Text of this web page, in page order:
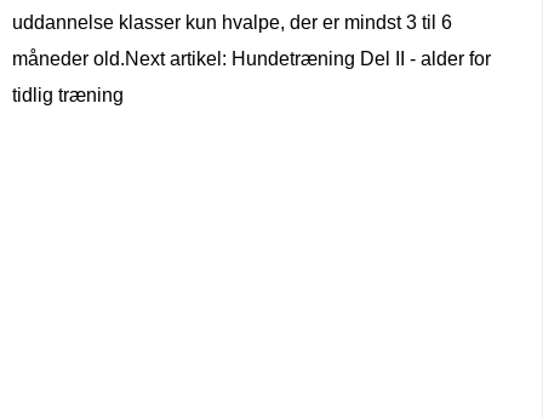
uddannelse klasser kun hvalpe, der er mindst 3 til 6
måneder old.Next artikel: Hundetræning Del II - alder for
tidlig træning